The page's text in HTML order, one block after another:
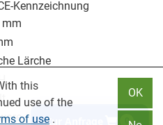
Kennzeichnung
Lärche
this
use of the
of use .
OK
Zur Anfrage 0